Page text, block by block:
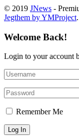
© 2019 JNews -
Jegthem by YMProject.
Welcome Back!
Login to your account
Remember Me